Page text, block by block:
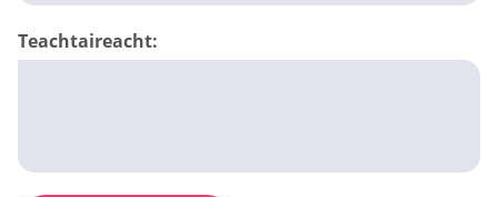
Teachtaireacht: